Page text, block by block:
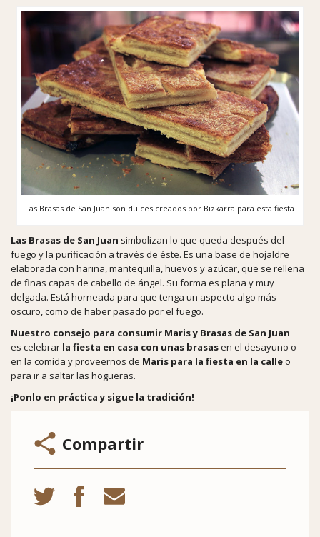
Las Brasas de San Juan son dulces creados por Bizkarra para esta fiesta
Las Brasas de San Juan simbolizan lo que queda después del
fuego y la purificación a través de éste. Es una base de hojaldre
elaborada con harina, mantequilla, huevos y azúcar, que se rellena
de finas capas de cabello de ángel. Su forma es plana y muy
delgada. Está horneada para que tenga un aspecto algo más
oscuro, como de haber pasado por el fuego.
Nuestro consejo para consumir Maris y Brasas de San Juan
es celebrar la fiesta en casa con unas brasasen el desayuno o
en la comida y proveernos de Maris para la fiesta en la calleo
para ir a saltar las hogueras.
¡Ponlo en práctica y sigue la tradición!
Compartir